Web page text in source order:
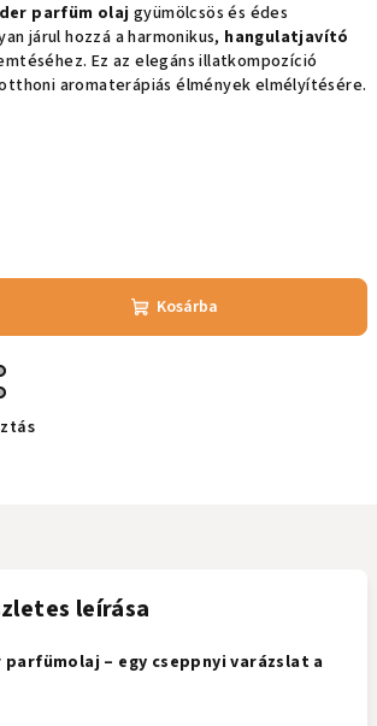
parfüm olaj gyümölcsös és édes
járul hozzá a harmonikus, hangulatjavító
Ez az elegáns illatkompozíció
aromaterápiás élmények elmélyítésére.
Kosárba
leírása
parfümolaj – egy cseppnyi varázslat a